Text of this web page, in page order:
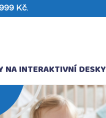
Kč.
NA INTERAKTIVNÍ DESKY